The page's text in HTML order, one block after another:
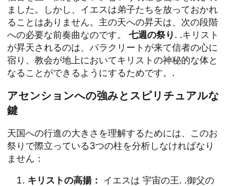
ました。しかし、イエスは弟子たちを放っておかれ
ることはありません。主の天への昇天は、次の段階
への必要な前奏曲なのです。 七週の祭り. .キリスト
が昇天されるのは、パラクリートが来て信者の心に
宿り、教会が地上においてキリストの神秘的な体と
なることができるようにするためです。.
アセンションへの強みとスピリチュアルな
鍵
天国への行進の大きさを理解するためには、このお
祭りで際立っている3つの柱を分析しなければなり
ません：
キリストの高揚： イエスは 宇宙の王. .御父の